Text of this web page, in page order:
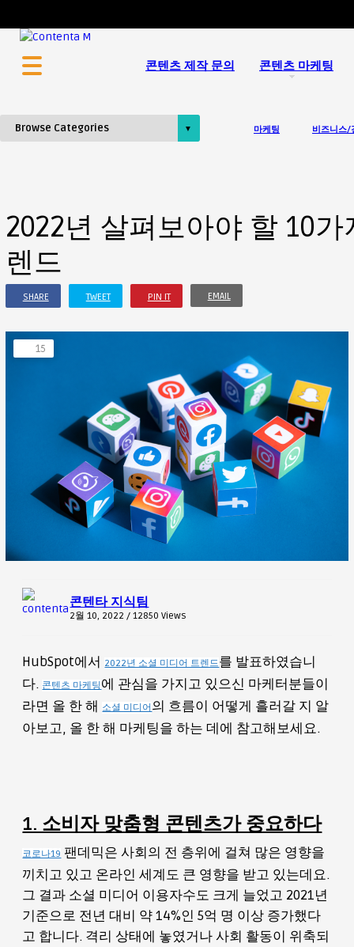
콘텐츠 제작 문의 콘텐츠 마케팅
마케팅 비즈니스/
2022년 살펴보아야 할 10
렌드
SHARE TWEET PIN IT EMAIL
15
콘텐타 지식팀
2월 10, 2022 / 12850Views
HubSpot에서 2022년 소셜 미디어 트렌드를 발표하였습니
다. 콘텐츠 마케팅에 관심을 가지고 있으신 마케터분들이
라면 올 한 해 소셜 미디어의 흐름이 어떻게 흘러갈 지 알
아보고, 올 한 해 마케팅을 하는 데에 참고해보세요.
1. 소비자 맞춤형 콘텐츠가 중요하다
코로나19 팬데믹은 사회의 전 층위에 걸쳐 많은 영향을
끼치고 있고 온라인 세계도 큰 영향을 받고 있는데요.
그 결과 소셜 미디어 이용자수도 크게 늘었고 2021년
기준으로 전년 대비 약 14%인 5억 명 이상 증가했다
고 합니다. 격리 상태에 놓였거나 사회 활동이 위축되